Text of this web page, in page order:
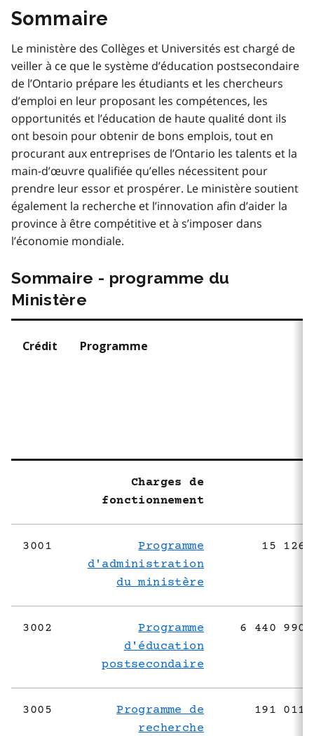
Sommaire
Le ministère des Collèges et Universités est chargé de
veiller à ce que le système d’éducation postsecondaire
de l’Ontario prépare les étudiants et les chercheurs
d’emploi en leur proposant les compétences, les
opportunités et l’éducation de haute qualité dont ils
ont besoin pour obtenir de bons emplois, tout en
procurant aux entreprises de l’Ontario les talents et la
main-d’œuvre qualifiée qu’elles nécessitent pour
prendre leur essor et prospérer. Le ministère soutient
également la recherche et l’innovation afin d’aider la
province à être compétitive et à s’imposer dans
l’économie mondiale.
Sommaire - programme du
Ministère
Crédit Programme
Charges de
fonctionnement
3001
Programme
d'administration
du ministère
15 126
3002
Programme
d'éducation
postsecondaire
6 440 990
3005
Programme de
recherche
191 011